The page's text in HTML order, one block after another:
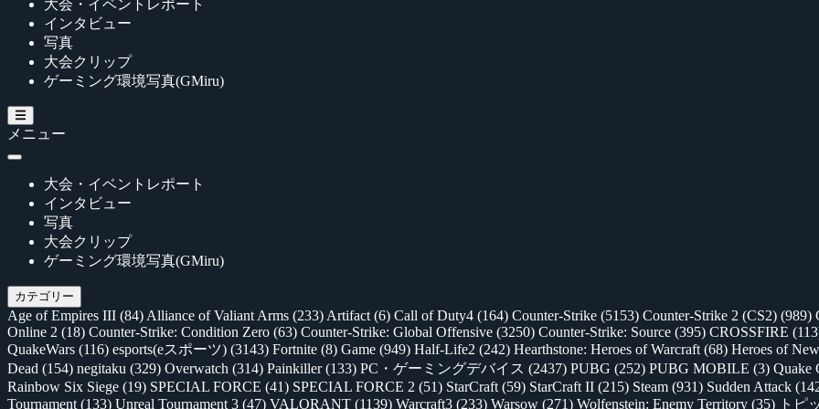
大会・イベントレポート
インタビュー
写真
大会クリップ
ゲーミング環境写真(GMiru)
メニュー
大会・イベントレポート
インタビュー
写真
大会クリップ
ゲーミング環境写真(GMiru)
カテゴリー
Age of Empires III (84) Alliance of Valiant Arms (233) Artifact (6) Call of Duty4 (164) Counter-Strike (5153) Counter-Strike 2 (CS2) (989)
Online 2 (18) Counter-Strike: Condition Zero (63) Counter-Strike: Global Offensive (3250) Counter-Strike: Source (395) CROSSFIRE
QuakeWars (116) esports(eスポーツ) (3143) Fortnite (8) Game (949) Half-Life2 (242) Hearthstone: Heroes of Warcraft (68) Heroes of
Dead (154) negitaku (329) Overwatch (314) Painkiller(133) PC・ゲーミングデバイス (2437) PUBG (252) PUBG MOBILE (3) Quake
Rainbow Six Siege (19) SPECIAL FORCE (41) SPECIAL FORCE 2 (51) StarCraft (59) StarCraft II (215) Steam (931) Sudden Attack
Tournament (133) Unreal Tournament 3 (47) VALORANT (1139) Warcraft3 (233) Warsow (271) Wolfenstein: Enemy Territory (35) トピ